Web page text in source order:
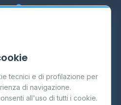
Veneto
tecnici e di profilazione per
di navigazione.
all'uso di tutti i cookie.